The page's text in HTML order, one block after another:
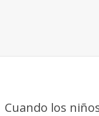
Cuando los